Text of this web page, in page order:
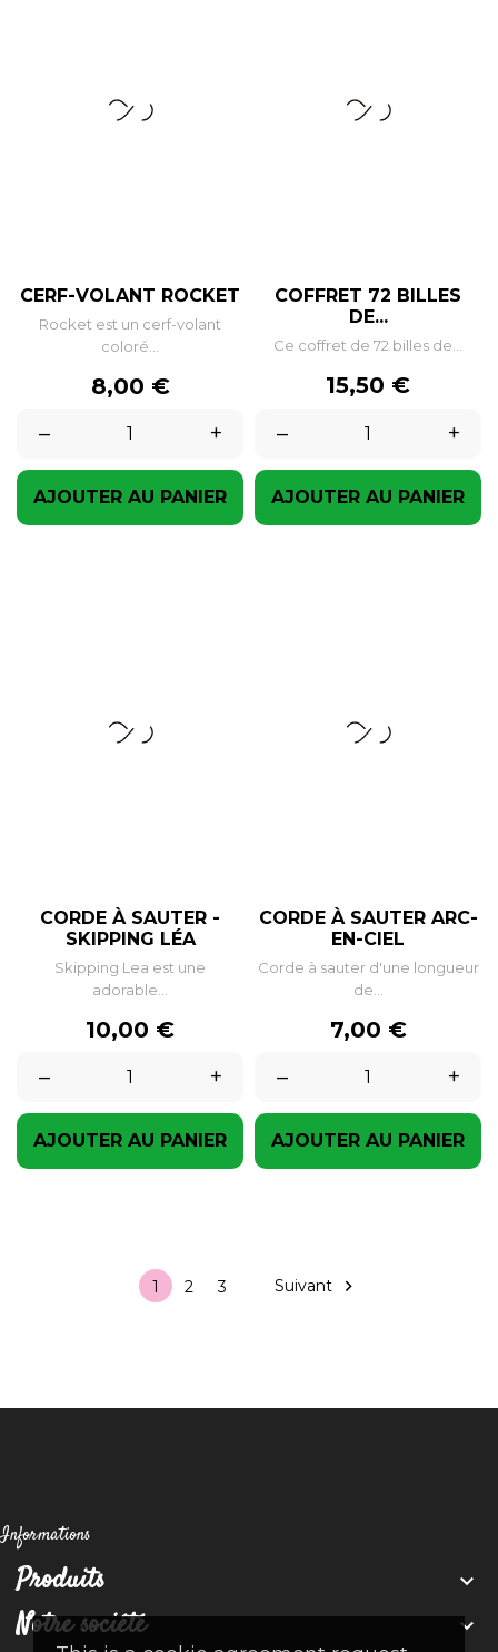
CERF-VOLANT ROCKET
Rocket est un cerf-volant
coloré...
Prix
8,00 €
–
+
AJOUTER AU PANIER
COFFRET 72 BILLES
DE...
Ce coffret de 72 billes de...
Prix
15,50 €
–
+
AJOUTER AU PANIER
CORDE À SAUTER -
SKIPPING LÉA
Skipping Lea est une
adorable...
Prix
10,00 €
–
+
AJOUTER AU PANIER
CORDE À SAUTER ARC-
EN-CIEL
Corde à sauter d'une longueur
de...
Prix
7,00 €
–
+
AJOUTER AU PANIER
1 2 3 Suivant 
Informations
Produits 
Notre société 